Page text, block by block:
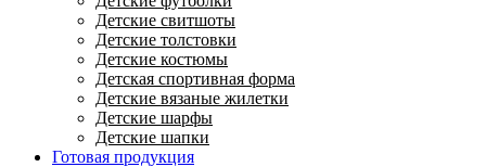
Детские свитшоты
Детские толстовки
Детские костюмы
Детская спортивная форма
Детские вязаные жилетки
Детские шарфы
Детские шапки
Готовая продукция